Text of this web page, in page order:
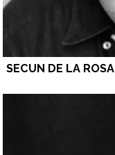
SECUN DE LA ROSA